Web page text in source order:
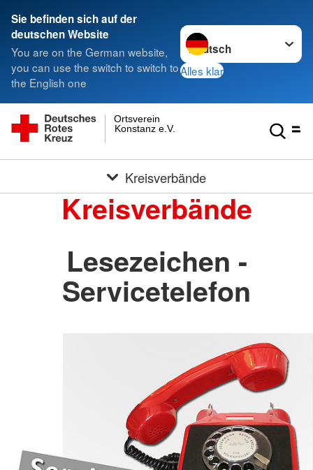
Sie befinden sich auf der
deutschen Website
You are on the German website,
you can use the switch to switch to
the English one
Sprache wechseln zu
Alles klar
Konstanz e.V.
Ortsverein
Kreisverbände
Kreisverbände
Lesezeichen -
Servicetelefon